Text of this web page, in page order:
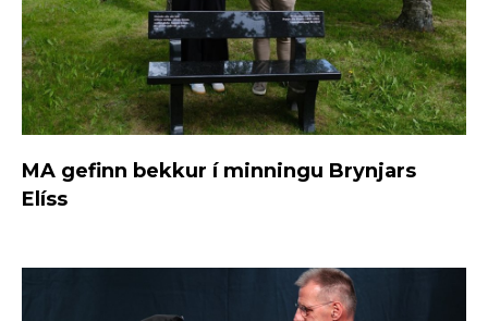
MA gefinn bekkur í minningu Brynjars
Elíss